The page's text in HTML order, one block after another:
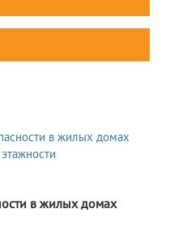
в жилых домах